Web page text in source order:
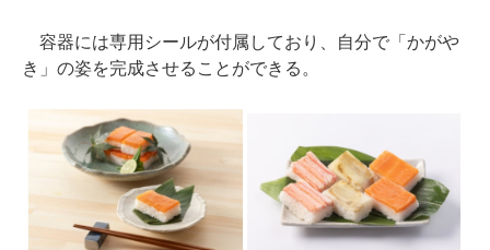
容器には専用シールが付属しており、自分で「かがや
き」の姿を完成させることができる。